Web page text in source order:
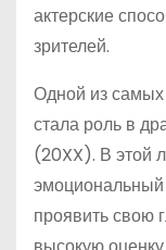
актерские
зрителей.
Одной из
стала роль в
(20XX). В этой
проявить свою